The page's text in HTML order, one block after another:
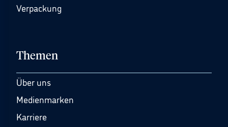
Verpackung
Themen
Über uns
Medienmarken
Karriere